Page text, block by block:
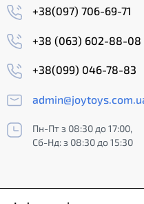
+38(097) 706-69-71
+38 (063) 602-88-08
+38(099) 046-78-83
Пн-Пт з 08:30 до 17:00,
Сб-Нд: з 08:30 до 15:30